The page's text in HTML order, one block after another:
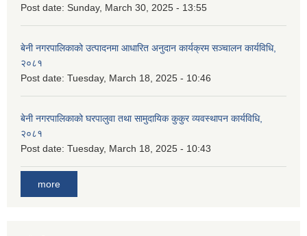
Post date: Sunday, March 30, 2025 - 13:55
बेनी नगरपालिकाको उत्पादनमा आधारित अनुदान कार्यक्रम सञ्‍चालन कार्यविधि,
२०८१
Post date: Tuesday, March 18, 2025 - 10:46
बेनी नगरपालिकाको घरपालुवा तथा सामुदायिक कुकुर व्यवस्थापन कार्यविधि,
२०८१
Post date: Tuesday, March 18, 2025 - 10:43
more